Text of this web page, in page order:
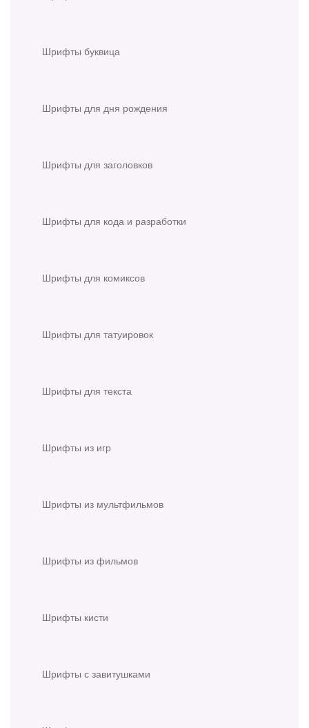
Шрифты буквица
Шрифты для дня рождения
Шрифты для заголовков
Шрифты для кода и разработки
Шрифты для комиксов
Шрифты для татуировок
Шрифты для текста
Шрифты из игр
Шрифты из мультфильмов
Шрифты из фильмов
Шрифты кисти
Шрифты с завитушками